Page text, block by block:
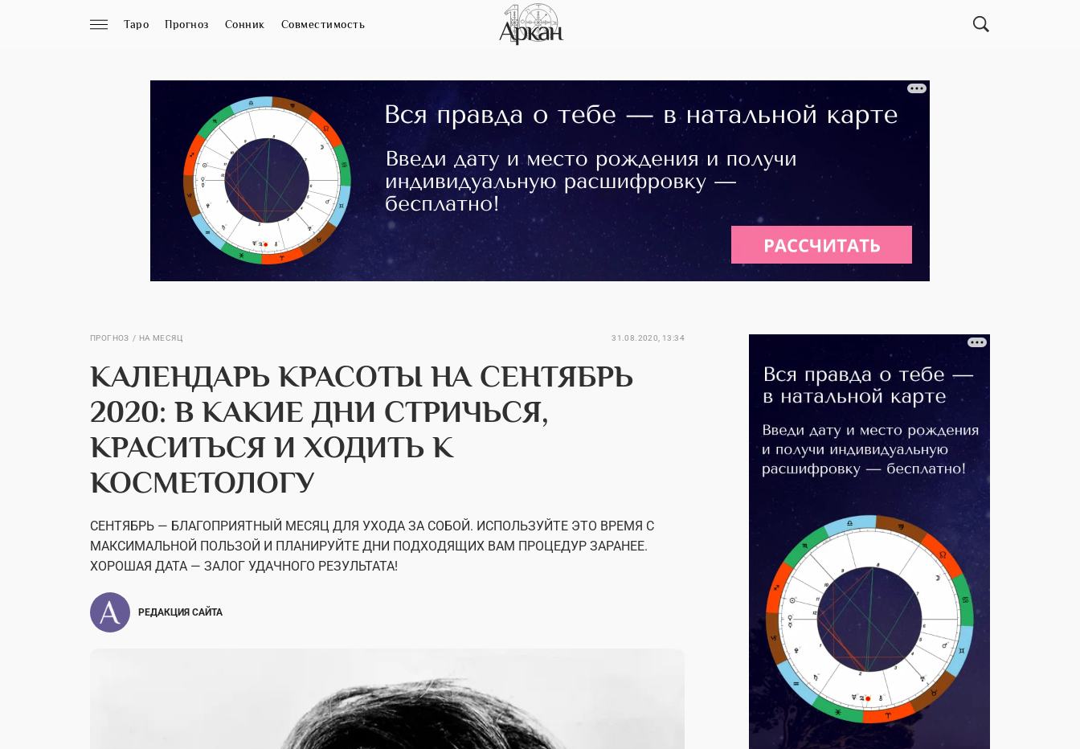
Таро Прогноз Сонник Совместимость
ПРОГНОЗ НА МЕСЯЦ 31.08.2020, 13:34
КАЛЕНДАРЬ КРАСОТЫ НА СЕНТЯБРЬ
2020: В КАКИЕ ДНИ СТРИЧЬСЯ,
КРАСИТЬСЯ И ХОДИТЬ К
КОСМЕТОЛОГУ
СЕНТЯБРЬ — БЛАГОПРИЯТНЫЙ МЕСЯЦ ДЛЯ УХОДА ЗА СОБОЙ. ИСПОЛЬЗУЙТЕ ЭТО ВРЕМЯ С
МАКСИМАЛЬНОЙ ПОЛЬЗОЙ И ПЛАНИРУЙТЕ ДНИ ПОДХОДЯЩИХ ВАМ ПРОЦЕДУР ЗАРАНЕЕ.
ХОРОШАЯ ДАТА — ЗАЛОГ УДАЧНОГО РЕЗУЛЬТАТА!
РЕДАКЦИЯ САЙТА